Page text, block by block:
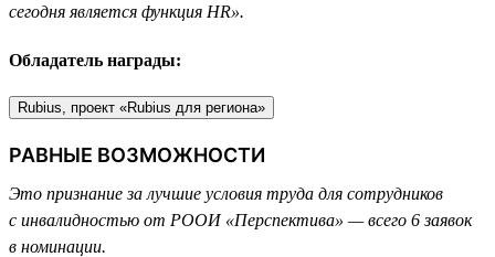
сегодня является функция HR».
Обладатель награды:
Rubius, проект «Rubius для региона»
РАВНЫЕ ВОЗМОЖНОСТИ
Это признание за лучшие условия труда для сотрудников
с инвалидностью от РООИ «Перспектива» — всего 6 заявок
в номинации.